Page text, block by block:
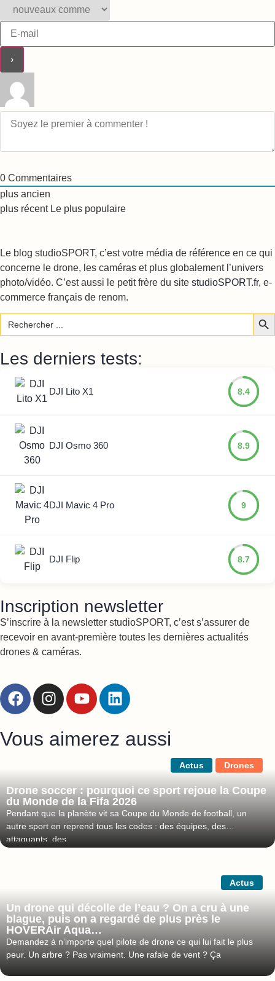
0 Commentaires
plus ancien
plus récent Le plus populaire
Le blog studioSPORT, c’est votre média de référence en ce qui
concerne le drone, les caméras et plus globalement l’univers
photo/vidéo. C’est aussi le petit frère du site studioSPORT.fr, e-
commerce français de renom.
Search
for:
Les derniers tests:
DJI Lito X1 8.4
DJI Osmo 360 8.9
DJI Mavic 4 Pro 9
DJI Flip 8.7
Inscription newsletter
S’inscrire à la newsletter studioSPORT, c’est s’assurer de
recevoir en avant-première toutes les dernières actualités
drones & caméras.
Vous aimerez aussi
Actus Drones
Drone soccer : pourquoi ce sport rejoue la Coupe
du Monde de la Fifa 2026
Pendant que la planète vit sa Coupe du Monde de football, un
autre sport en reprend tous les codes : des équipes, des
attaquants, des
Actus
Un drone qui décolle de l’eau ? On a cru à une
blague, puis on a regardé de plus près le
HOVERAir Aqua…
Demandez à n’importe quel pilote de drone ce qui lui fait le plus
peur. Un arbre ? Pas vraiment. Une rafale de vent ? Ça